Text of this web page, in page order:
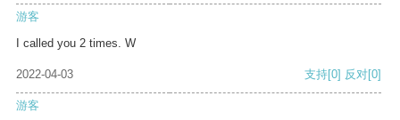
游客
I called you 2 times. W
2022-04-03 支持[0] 反对[0]
游客